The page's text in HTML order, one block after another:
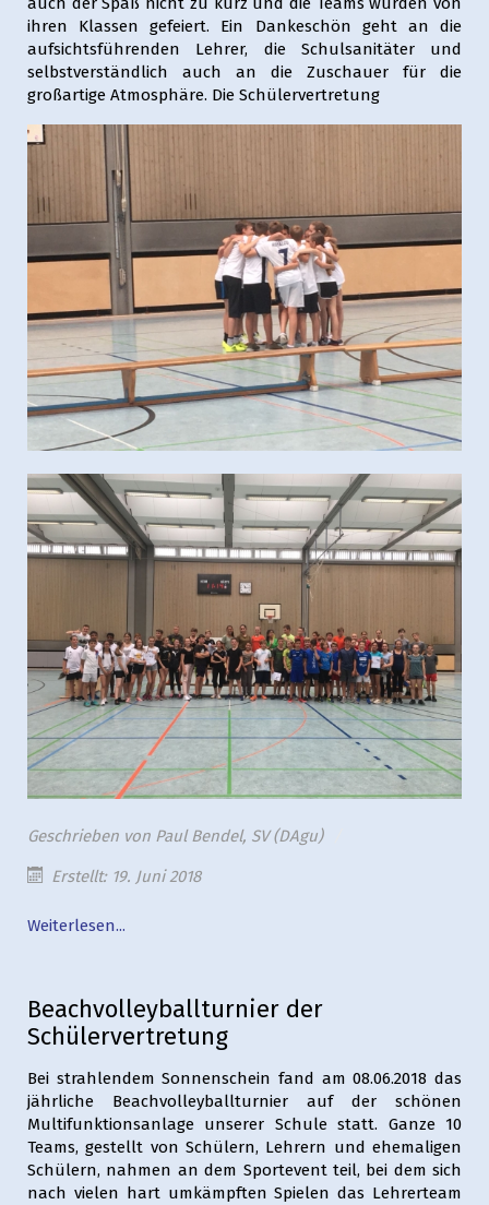
ihren Klassen gefeiert. Ein Dankeschön geht an die
aufsichtsführenden Lehrer, die Schulsanitäter und
selbstverständlich auch an die Zuschauer für die
großartige Atmosphäre. Die Schülervertretung
Geschrieben von Paul Bendel, SV (DAgu)
Erstellt: 19. Juni 2018
Weiterlesen...
Beachvolleyballturnier der
Schülervertretung
Bei strahlendem Sonnenschein fand am 08.06.2018 das
jährliche Beachvolleyballturnier auf der schönen
Multifunktionsanlage unserer Schule statt. Ganze 10
Teams, gestellt von Schülern, Lehrern und ehemaligen
Schülern, nahmen an dem Sportevent teil, bei dem sich
nach vielen hart umkämpften Spielen das Lehrerteam